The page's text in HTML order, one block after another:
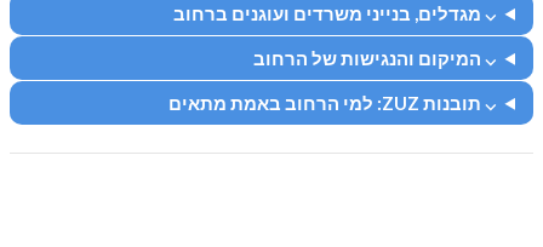
⌵ מגדלים, בנייני משרדים ועוגנים ברחוב
⌵ המיקום והנגישות של הרחוב
⌵ תובנות ZUZ: למי הרחוב באמת מתאים